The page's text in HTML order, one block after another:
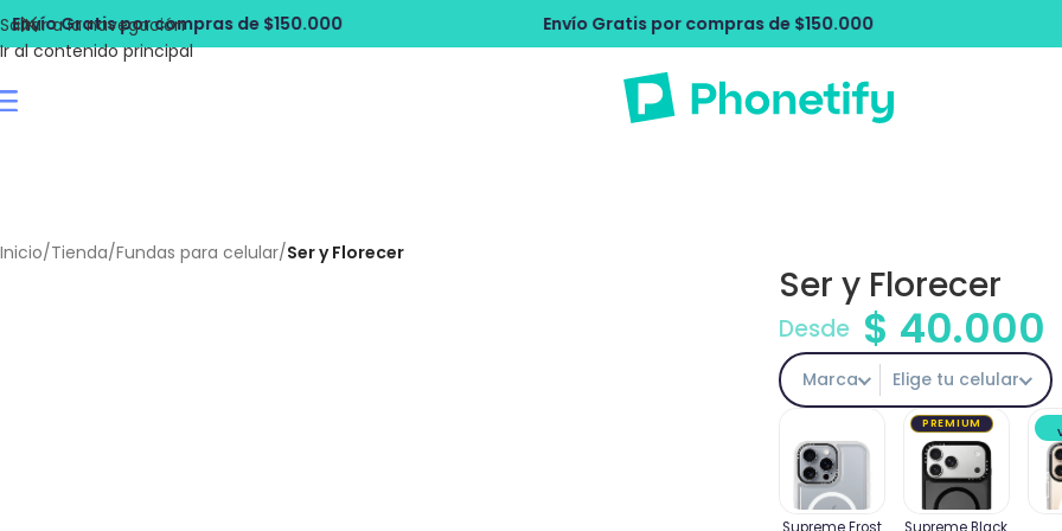
Saltar a la navegación
Ir al contenido principal
de $150.000 Envío Gratis por compras de $150.000 Envío Gratis por
Inicio/Tienda/Fundas para celular/Ser y Florecer
Ser y Florecer
Desde $ 40.000
Marca Elige tu celular
PREMIUM